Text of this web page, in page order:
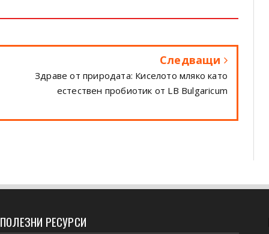
Следващи
Здраве от природата: Киселото мляко като
естествен пробиотик от LB Bulgaricum
ПОЛЕЗНИ РЕСУРСИ